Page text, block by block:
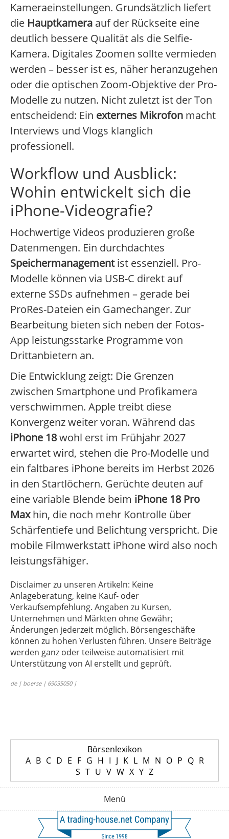
Kameraeinstellungen. Grundsätzlich liefert
die Hauptkamera auf der Rückseite eine
deutlich bessere Qualität als die Selfie-
Kamera. Digitales Zoomen sollte vermieden
werden – besser ist es, näher heranzugehen
oder die optischen Zoom-Objektive der Pro-
Modelle zu nutzen. Nicht zuletzt ist der Ton
entscheidend: Ein externes Mikrofon macht
Interviews und Vlogs klanglich
professionell.
Workflow und Ausblick:
Wohin entwickelt sich die
iPhone-Videografie?
Hochwertige Videos produzieren große
Datenmengen. Ein durchdachtes
Speichermanagementist essenziell. Pro-
Modelle können via USB-C direkt auf
externe SSDs aufnehmen – gerade bei
ProRes-Dateien ein Gamechanger. Zur
Bearbeitung bieten sich neben der Fotos-
App leistungsstarke Programme von
Drittanbietern an.
Die Entwicklung zeigt: Die Grenzen
zwischen Smartphone und Profikamera
verschwimmen. Apple treibt diese
Konvergenz weiter voran. Während das
iPhone 18wohl erst im Frühjahr 2027
erwartet wird, stehen die Pro-Modelle und
ein faltbares iPhone bereits im Herbst 2026
in den Startlöchern. Gerüchte deuten auf
eine variable Blende beim iPhone 18 Pro
Maxhin, die noch mehr Kontrolle über
Schärfentiefe und Belichtung verspricht. Die
mobile Filmwerkstatt iPhone wird also noch
leistungsfähiger.
Disclaimer zu unseren Artikeln: Keine
Anlageberatung, keine Kauf- oder
Verkaufsempfehlung. Angaben zu Kursen,
Unternehmen und Märkten ohne Gewähr;
Änderungen jederzeit möglich. Börsengeschäfte
können zu hohen Verlusten führen. Unsere Beiträge
werden ganz oder teilweise automatisiert mit
Unterstützung von AI erstellt und geprüft.
de | boerse | 69035050 |
Börsenlexikon
A B C D E F G H I J K L M N O P Q R
S T U V W X Y Z
Menü